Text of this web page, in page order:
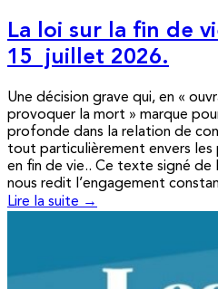
La loi sur la fin de
15 juillet 2026.
Une décision grave qui, en «
provoquer la mort » marque
profonde dans la relation de
tout particulièrement envers les
en fin de vie.. Ce texte signé de
nous redit l’engagement
Lire la suite →